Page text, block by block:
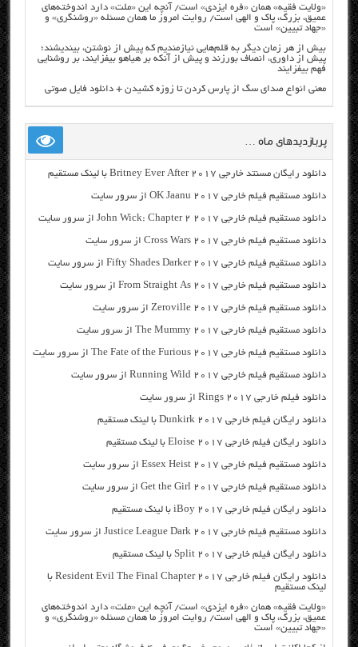
«ولایت فقیه» همان «فره ایزدی» است/ آنچه این «ملت» دارد اندوخته‌های
عمیق، بزرگ، پاک و الهی است/ روایت امروز ما همان مسئله «روشنگری» و
«جهاد تبیین» است
بیش از هر زمان دیگر به قلم‌هایی نیازمندیم که پیش از نوشتن، بیندیشند؛
پیش از داوری، انصاف بورزند و پیش از آنکه بر هیاهو بیفزایند، بر روشنایی
فهم بیفزایند
معنی انواع صدای سگ از پارس کردن تا زوزه کشیدن + دانلود فایل صوتی
پربازدیدهای ماه …
دانلود رایگان مسنتد خارجی Britney Ever After 2017 با لینک مستقیم
دانلود مستقیم فیلم خارجی OK Jaanu 2017 از سرور سایت
دانلود مستقیم فیلم خارجی John Wick: Chapter 2 2017 از سرور سایت
دانلود مستقیم فیلم خارجی Cross Wars 2017 از سرور سایت
دانلود مستقیم فیلم خارجی Fifty Shades Darker 2017 از سرور سایت
دانلود مستقیم فیلم خارجی From Straight As 2017 از سرور سایت
دانلود مستقیم فیلم خارجی Zeroville 2017 از سرور سایت
دانلود مستقیم فیلم خارجی The Mummy 2017 از سرور سایت
دانلود مستقیم فیلم خارجی The Fate of the Furious 2017 از سرور سایت
دانلود مستقیم فیلم خارجی Running Wild 2017 از سرور سایت
دانلود فیلم خارجی Rings 2017 از سرور سایت
دانلود رایگان فیلم خارجی Dunkirk 2017 با لینک مستقیم
دانلود رایگان فیلم خارجی Eloise 2017 با لینک مستقیم
دانلود مستقیم فیلم خارجی Essex Heist 2017 از سرور سایت
دانلود مستقیم فیلم خارجی Get the Girl 2017 از سرور سایت
دانلود رایگان فیلم خارجی iBoy 2017 با لینک مستقیم
دانلود مستقیم فیلم خارجی Justice League Dark 2017 از سرور سایت
دانلود رایگان فیلم خارجی Split 2017 با لینک مستقیم
دانلود رایگان فیلم خارجی Resident Evil The Final Chapter 2017 با
لینک مستقیم
«ولایت فقیه» همان «فره ایزدی» است/ آنچه این «ملت» دارد اندوخته‌های
عمیق، بزرگ، پاک و الهی است/ روایت امروز ما همان مسئله «روشنگری» و
«جهاد تبیین» است